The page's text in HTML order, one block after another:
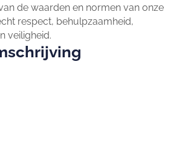
de waarden en normen van onze
respect, behulpzaamheid,
veiligheid.